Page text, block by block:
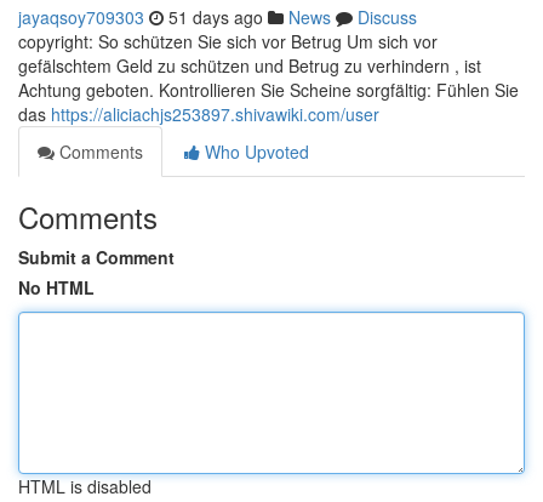
jayaqsoy709303 51 days ago News
Discuss
copyright: So schützen Sie sich vor Betrug Um sich vor
gefälschtem Geld zu schützen und Betrug zu verhindern , ist
Achtung geboten. Kontrollieren Sie Scheine sorgfältig: Fühlen Sie
das https://aliciachjs253897.shivawiki.com/user
Comments
Who Upvoted
Comments
Submit a Comment
No HTML
HTML is disabled